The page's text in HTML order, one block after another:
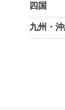
四国
九州・